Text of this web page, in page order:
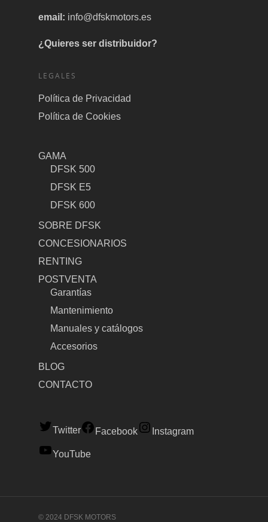
email: info@dfskmotors.es
¿Quieres ser distribuidor?
LEGALES
Política de Privacidad
Política de Cookies
GAMA
DFSK 500
DFSK E5
DFSK 600
SOBRE DFSK
CONCESIONARIOS
RENTING
POSTVENTA
Garantías
Mantenimiento
Manuales y catálogos
Accesorios
BLOG
CONTACTO
Twitter Facebook Instagram
YouTube
© 2024 DFSK MOTORS